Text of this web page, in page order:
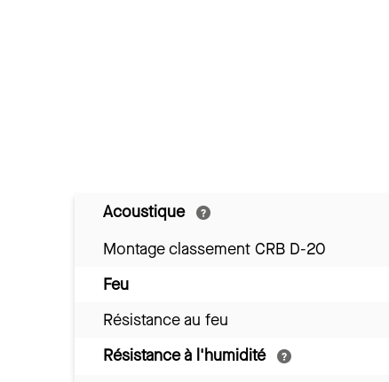
Acoustique
Montage classement CRB D-20
Feu
Résistance au feu
Résistance à l'humidité